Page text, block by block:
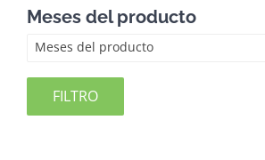
Meses del producto
Meses del producto
FILTRO